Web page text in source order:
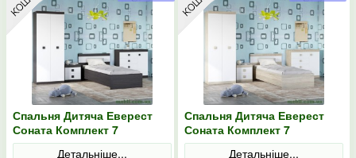
Спальня Дитяча Еверест
Соната Комплект 7
(модульна - 4 елементи)
Детальніше...
Спальня Дитяча Еверест
Соната Комплект 7
(модульна - 4 елементи)
Детальніше...